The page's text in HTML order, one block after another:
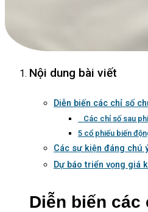
Nội dung bài viết
Diễn biến các chỉ số
Các chỉ số sau
5 cổ phiếu biến
Các sự kiện đáng chú
Dự báo triển vọng giá
Diễn biến